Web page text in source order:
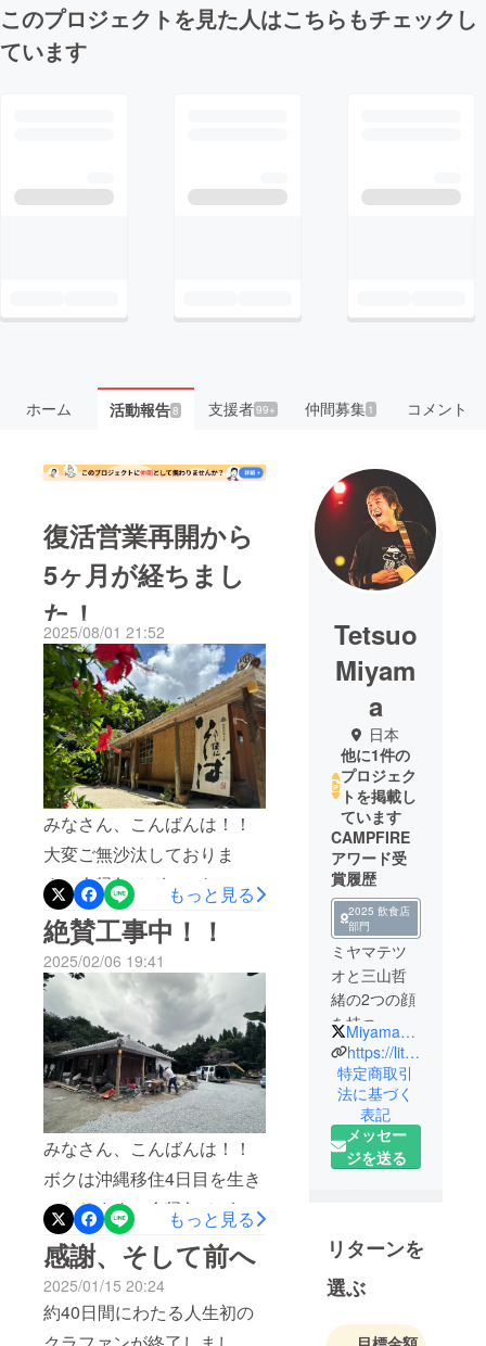
このプロジェクトを見た人はこちらもチェックし
ています
ホーム 活動報告8 支援者99+ 仲間募集 1 コメント
復活営業再開から
5ヶ月が経ちまし
た！
2025/08/01 21:52
みなさん、こんばんは！！
大変ご無沙汰しておりま
す。今帰仁そばのミヤマテ
ツオです！覚えてます
か？？笑無我夢中で今帰仁
そばを運営してきた5ヶ月。
ボクの体重は４〜５キロ落
ちました。。毎日汗だくに
なっております。関西と行
き来はしておりますが、月
の半分以上は今帰仁そばの
現場に立っています。今帰
仁そばですが、おかげさま
で想定を超えるお客様にお
越しいただいており、うれ
しい悲鳴を上げておりま
す。多くのお客様にご来店
いただけて嬉しくてありが
もっと見る
絶賛工事中！！
2025/02/06 19:41
みなさん、こんばんは！！
ボクは沖縄移住4日目を生き
ております。今帰仁そばの
工事は想定より２週間ほど
遅れている感じです。2月２
４、26日 レセプション
パーティ3月１〜２日 プレ
もっと見る
感謝、そして前へ
2025/01/15 20:24
約40日間にわたる人生初の
Tetsuo
Miyam
a
日本
他に1件の
プロジェク
トを掲載し
ています
CAMPFIRE
アワード受
賞履歴
2025 飲食店
部門
ミヤマテツ
オと三山哲
緒の2つの顔
を持つ
ミュージ
シャン社
長。
AXIAアー
ティスト
2003(槇原敬
之や
SURFACEを
グランプリ
MiyamaTetsuo
https://lit.link/miyamatetsuo
特定商取引
法に基づく
表記
メッセー
ジを送る
リターンを
選ぶ